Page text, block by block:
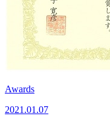
Awards
2021.01.07